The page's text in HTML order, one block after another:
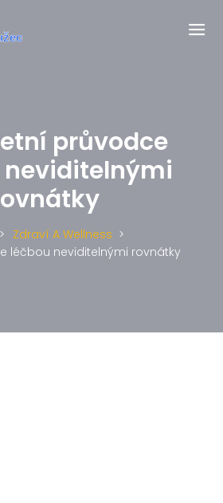
průvodce
neviditelnými
Zdraví A Wellness
léčbou neviditelnými rovnátky